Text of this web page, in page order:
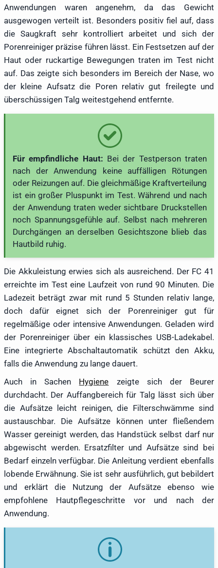
Anwendungen waren angenehm, da das Gewicht
ausgewogen verteilt ist. Besonders positiv fiel auf, dass
die Saugkraft sehr kontrolliert arbeitet und sich der
Porenreiniger präzise führen lässt. Ein Festsetzen auf der
Haut oder ruckartige Bewegungen traten im Test nicht
auf. Das zeigte sich besonders im Bereich der Nase, wo
der kleine Aufsatz die Poren relativ gut freilegte und
überschüssigen Talg weitestgehend entfernte.
Für empfindliche Haut: Bei der Testperson traten
nach der Anwendung keine auffälligen Rötungen
oder Reizungen auf. Die gleichmäßige Kraftverteilung
ist ein großer Pluspunkt im Test. Während und nach
der Anwendung traten weder sichtbare Druckstellen
noch Spannungsgefühle auf. Selbst nach mehreren
Durchgängen an derselben Gesichtszone blieb das
Hautbild ruhig.
Die Akkuleistung erwies sich als ausreichend. Der FC 41
erreichte im Test eine Laufzeit von rund 90 Minuten. Die
Ladezeit beträgt zwar mit rund 5 Stunden relativ lange,
doch dafür eignet sich der Porenreiniger gut für
regelmäßige oder intensive Anwendungen. Geladen wird
der Porenreiniger über ein klassisches USB-Ladekabel.
Eine integrierte Abschaltautomatik schützt den Akku,
falls die Anwendung zu lange dauert.
Auch in Sachen Hygiene zeigte sich der Beurer
durchdacht. Der Auffangbereich für Talg lässt sich über
die Aufsätze leicht reinigen, die Filterschwämme sind
austauschbar. Die Aufsätze können unter fließendem
Wasser gereinigt werden, das Handstück selbst darf nur
abgewischt werden. Ersatzfilter und Aufsätze sind bei
Bedarf einzeln verfügbar. Die Anleitung verdient ebenfalls
lobende Erwähnung. Sie ist sehr ausführlich, gut bebildert
und erklärt die Nutzung der Aufsätze ebenso wie
empfohlene Hautpflegeschritte vor und nach der
Anwendung.